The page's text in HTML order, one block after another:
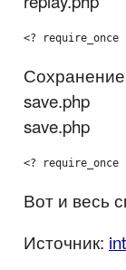
<?
save.php
save.php
<?
Вот и весь
Источник: